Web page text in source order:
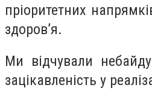
пріоритетних
здоров’я.
Ми відчували
зацікавленість у